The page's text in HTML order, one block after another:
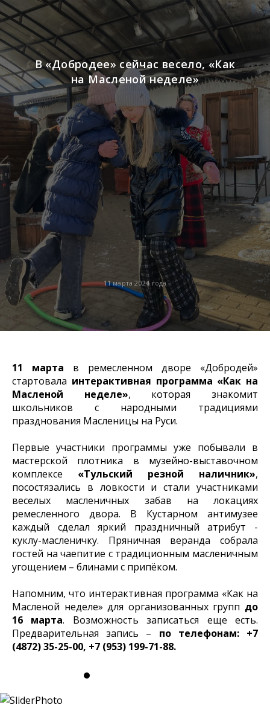
11 марта 2024 года
В «Добродее» сейчас весело, «Как
на Масленой неделе»
11 марта в ремесленном дворе «Добродей»
стартовала интерактивная программа «Как на
Масленой неделе», которая знакомит
школьников с народными традициями
празднования Масленицы на Руси.
Первые участники программы уже побывали в
мастерской плотника в музейно-выставочном
комплексе «Тульский резной наличник»,
посостязались в ловкости и стали участниками
веселых масленичных забав на локациях
ремесленного двора. В Кустарном антимузее
каждый сделал яркий праздничный атрибут -
куклу-масленичку. Пряничная веранда собрала
гостей на чаепитие с традиционным масленичным
угощением – блинами с припёком.
Напомним, что интерактивная программа «Как на
Масленой неделе» для организованных групп до
16 марта. Возможность записаться еще есть.
Предварительная запись – по телефонам: +7
(4872) 35-25-00, +7 (953) 199-71-88.